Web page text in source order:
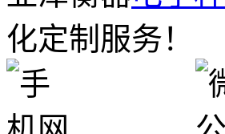
化定制服务！